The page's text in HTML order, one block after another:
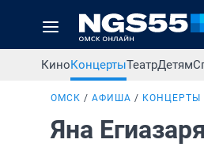
КиноКонцертыТеатрДетям
ОМСК АФИША КОНЦЕРТЫ
Яна